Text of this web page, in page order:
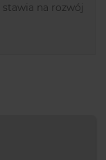
na rozwój